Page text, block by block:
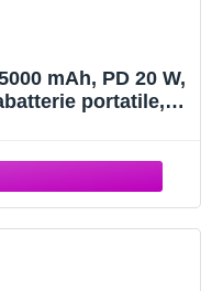
mAh, PD 20 W,
portatile,
Plus